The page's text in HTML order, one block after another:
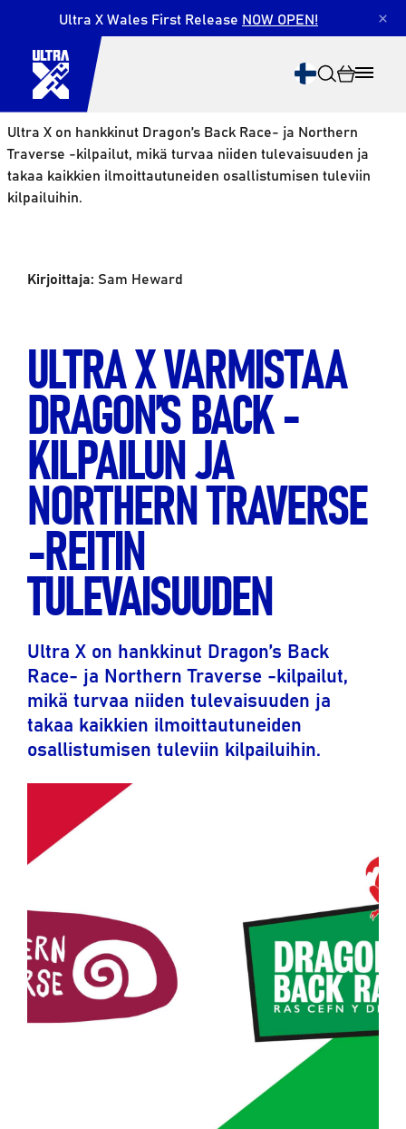
Ultra X on hankkinut Dragon’s Back Race- ja Northern
Traverse -kilpailut, mikä turvaa niiden tulevaisuuden ja
takaa kaikkien ilmoittautuneiden osallistumisen tuleviin
kilpailuihin.
Ultra X Wales First Release NOW OPEN! ×
Kirjoittaja: Sam Heward
ULTRA X VARMISTAA
DRAGON’S BACK -
KILPAILUN JA
NORTHERN TRAVERSE
-REITIN
TULEVAISUUDEN
Ultra X on hankkinut Dragon’s Back
Race- ja Northern Traverse -kilpailut,
mikä turvaa niiden tulevaisuuden ja
takaa kaikkien ilmoittautuneiden
osallistumisen tuleviin kilpailuihin.